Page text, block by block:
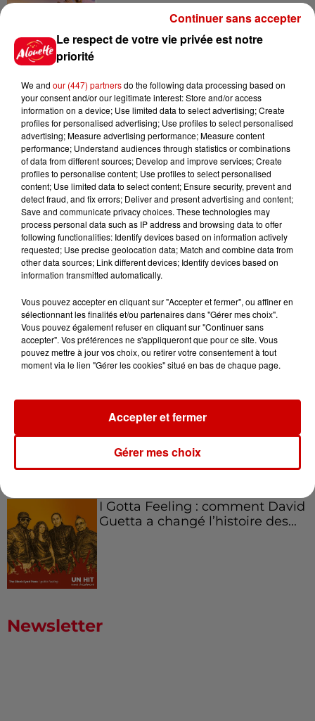
en jet ski !
Podcasts Voir plus
Kelly Massol, figure
emblématique de
l'entrepreneuriat féminin
Aménager un school bus au
Canada et accueillir les bleus à
Boston,...
Born in the U.S.A - Bruce
Springsteen : la chanson que
l’Amérique...
I Gotta Feeling : comment David
Guetta a changé l’histoire des...
Newsletter
Le respect de votre vie privée est notre
priorité
We and our (447) partnersdo the following data processing based on
your consent and/or our legitimate interest: Store and/or access
information on a device; Use limited data to select advertising; Create
profiles for personalised advertising; Use profiles to select personalised
advertising; Measure advertising performance; Measure content
performance; Understand audiences through statistics or combinations
of data from different sources; Develop and improve services; Create
profiles to personalise content; Use profiles to select personalised
content; Use limited data to select content; Ensure security, prevent and
detect fraud, and fix errors; Deliver and present advertising and content;
Save and communicate privacy choices. These technologies may
process personal data such as IP address and browsing data to offer
following functionalities: Identify devices based on information actively
requested; Use precise geolocation data; Match and combine data from
other data sources; Link different devices; Identify devices based on
information transmitted automatically.
Vous pouvez accepter en cliquant sur "Accepter et fermer", ou affiner en
sélectionnant les finalités et/ou partenaires dans "Gérer mes choix".
Vous pouvez également refuser en cliquant sur "Continuer sans
accepter". Vos préférences ne s'appliqueront que pour ce site. Vous
pouvez mettre à jour vos choix, ou retirer votre consentement à tout
moment via le lien "Gérer les cookies" situé en bas de chaque page.
Gérer mes choix
Accepter et fermer
Continuer sans accepter